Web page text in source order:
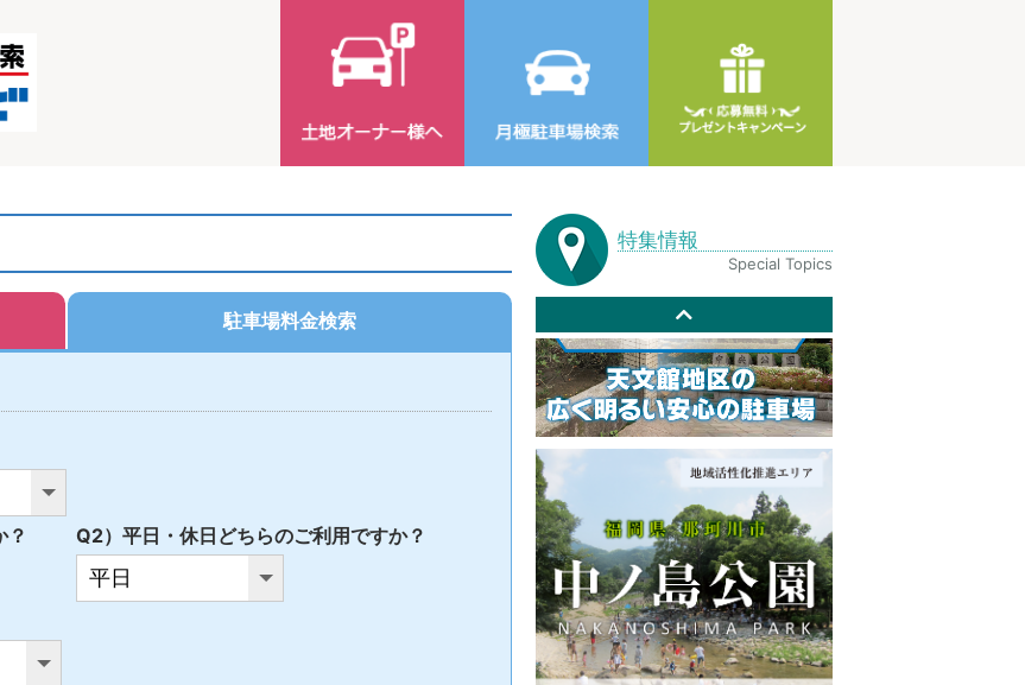
駐車場料金検索
？ Q2）平日・休日どちらのご利用ですか？
特集情報
Special Topics